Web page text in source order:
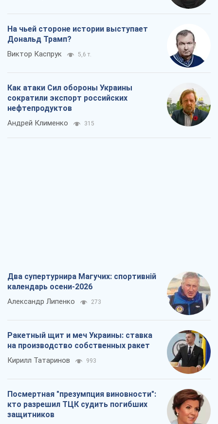
На чьей стороне истории выступает
Дональд Трамп?
Виктор Каспрук 5,6 т.
Как атаки Сил обороны Украины
сократили экспорт российских
нефтепродуктов
Андрей Клименко 315
Два супертурнира Магучих: спортивній
календарь осени-2026
Александр Липенко 273
Ракетный щит и меч Украины: ставка
на производство собственных ракет
Кирилл Татаринов 993
Посмертная "презумпция виновности":
кто разрешил ТЦК судить погибших
защитников